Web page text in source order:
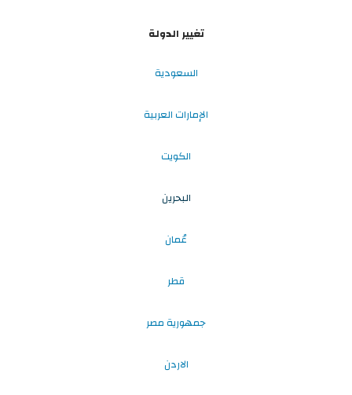
تغيير الدولة
السعودية
الإمارات العربية
الكويت
البحرين
عُمان
قطر
جمهورية مصر
الاردن